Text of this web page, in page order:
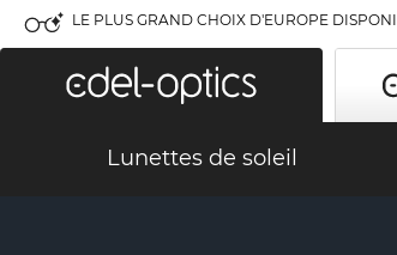
LE PLUS GRAND CHOIX D'EUROPE
Lunettes de soleil